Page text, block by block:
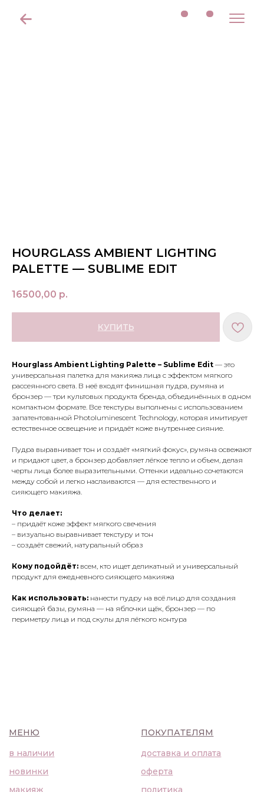
HOURGLASS AMBIENT LIGHTING
PALETTE — SUBLIME EDIT
16500,00 р.
КУПИТЬ
Hourglass Ambient Lighting Palette – Sublime Edit — это
универсальная палетка для макияжа лица с эффектом мягкого
рассеянного света. В неё входят финишная пудра, румяна и
бронзер — три культовых продукта бренда, объединённых в одном
компактном формате. Все текстуры выполнены с использованием
запатентованной Photoluminescent Technology, которая имитирует
естественное освещение и придаёт коже внутреннее сияние.
Пудра выравнивает тон и создаёт «мягкий фокус», румяна освежают
и придают цвет, а бронзер добавляет лёгкое тепло и объем, делая
черты лица более выразительными. Оттенки идеально сочетаются
между собой и легко наслаиваются — для естественного и
сияющего макияжа.
Что делает:
– придаёт коже эффект мягкого свечения
– визуально выравнивает текстуру и тон
– создаёт свежий, натуральный образ
Кому подойдёт: всем, кто ищет деликатный и универсальный
продукт для ежедневного сияющего макияжа
Как использовать: нанести пудру на всё лицо для создания
сияющей базы, румяна — на яблочки щёк, бронзер — по
периметру лица и под скулы для лёгкого контура
ПОКУПАТЕЛЯМ
О НАС
МЕНЮ
уход
макияж
новинки
политика
доставка и оплата
в наличии